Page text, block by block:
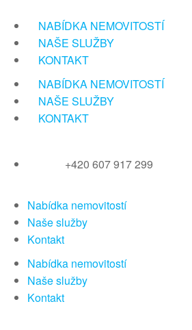
obsah
NABÍDKA NEMOVITOSTÍ
NAŠE SLUŽBY
KONTAKT
NABÍDKA NEMOVITOSTÍ
NAŠE SLUŽBY
KONTAKT
+420 607 917 299
Nabídka nemovitostí
Naše služby
Kontakt
Nabídka nemovitostí
Naše služby
Kontakt